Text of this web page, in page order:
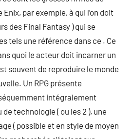
par exemple, à qui l’on doit
des Final Fantasy ) qui se
tels une référence dans ce . Ce
quoi le acteur doit incarner un
souvent de reproduire le monde
Un RPG présente
intégralement
technologie ( ou les 2 ), une
( possible et en style de moyen